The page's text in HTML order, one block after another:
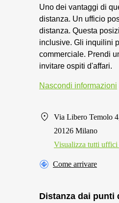
Uno dei vantaggi di
distanza. Un ufficio
distanza. Questa
inclusive. Gli inquilini
commerciale. Prendi
invitare ospiti d'affari.
Nascondi informazioni
Via Libero Temolo
20126 Milano
Visualizza tutti
Come arrivare
Distanza dai punti